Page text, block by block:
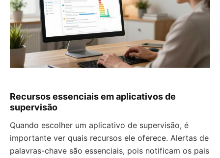
Recursos essenciais em aplicativos de
supervisão
Quando escolher um aplicativo de supervisão, é
importante ver quais recursos ele oferece. Alertas de
palavras-chave são essenciais, pois notificam os pais